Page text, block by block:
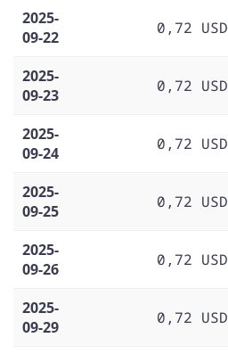
2025-
09-22
0,72 USD
2025-
09-23
0,72 USD
2025-
09-24
0,72 USD
2025-
09-25
0,72 USD
2025-
09-26
0,72 USD
2025-
09-29
0,72 USD